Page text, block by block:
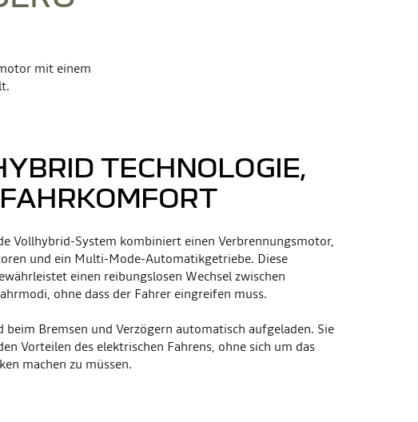
mit einem
TECHNOLOGIE,
Vollhybrid-System kombiniert einen Verbrennungsmotor,
und ein Multi-Mode-Automatikgetriebe. Diese
einen reibungslosen Wechsel zwischen
ohne dass der Fahrer eingreifen muss.
beim Bremsen und Verzögern automatisch aufgeladen. Sie
Vorteilen des elektrischen Fahrens, ohne sich um das
machen zu müssen.